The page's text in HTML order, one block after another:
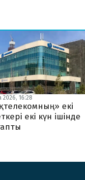
2026, 16:28
екі
екі күн ішінде